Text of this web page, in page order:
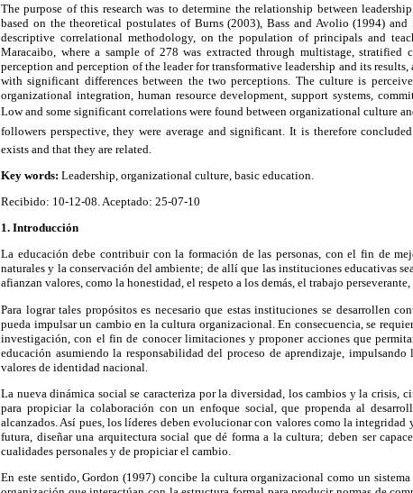
The purpose of this research was to determine the relationship between
based on the theoretical postulates of Burns (2003), Bass and Avolio (1994)
descriptive correlational methodology, on the population of principals and
Maracaibo, where a sample of 278 was extracted through multistage,
perception and perception of the leader for transformative leadership and its
with significant differences between the two perceptions. The culture is
organizational integration, human resource development, support systems,
Low and some significant correlations were found between organizational culture
followers perspective, they were average and significant. It is therefore
exists and that they are related.
Key words: Leadership, organizational culture, basic education.
Recibido: 10-12-08. Aceptado: 25-07-10
1. Introducción
La educación debe contribuir con la formación de las personas, con el fin de
naturales y la conservación del ambiente; de allí que las instituciones educativas
afianzan valores, como la honestidad, el respeto a los demás, el trabajo
Para lograr tales propósitos es necesario que estas instituciones se desarrollen
pueda impulsar un cambio en la cultura organizacional. En consecuencia, se
investigación, con el fin de conocer limitaciones y proponer acciones que
educación asumiendo la responsabilidad del proceso de aprendizaje,
valores de identidad nacional.
La nueva dinámica social se caracteriza por la diversidad, los cambios y la crisis,
para propiciar la colaboración con un enfoque social, que propenda al
alcanzados. Así pues, los líderes deben evolucionar con valores como la
futura, diseñar una arquitectura social que dé forma a la cultura; deben ser
cualidades personales y de propiciar el cambio.
En este sentido, Gordon (1997) concibe la cultura organizacional como un